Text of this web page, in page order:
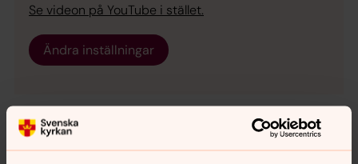
Se videon på YouTube i stället.
Ändra inställningar